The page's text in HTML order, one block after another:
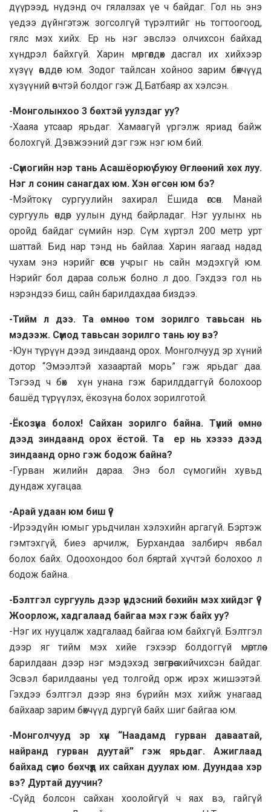
дүүрээд, нүдэнд оч гялалзах үе ч байдаг. Гол нь энэ
үедээ дүйнгэтэж зогсолгүй түрэлтийг нь тогтоогоод,
гялс мэх хийх. Ер нь нэг эвслээ олчихсон байхад
хүндрэл байхгүй. Харин мөргөлдөх дасгал их хийхээр
хүзүү өвддөг юм. Зодог тайлсан хойноо зарим бөхчүүд
хүзүүний өвчтэй болдог гэж Д.Батбаяр ах хэлсэн.
-Монголынхоо 3 бөхтэй уулздаг уу?
-Хааяа утсаар ярьдаг. Хамаагүй үргэлж яриад байж
болохгүй. Дэвжээний дэг гэж нэг юм бий.
-Сүмогийн нэр тань Асашёорюү буюу Өглөөний хөх луу.
Нэг л сонин санагдах юм. Хэн өгсөн юм бэ?
-Мэйтокү сургуулийн захирал Ёшида өгсөн. Манай
сургууль өндөр уулын дунд байрладаг. Нэг уулынх нь
оройд байдаг сүмийн нэр. Сүм хүртэл 200 метр урт
шаттай. Бид нар тэнд нь байлаа. Харин яагаад надад
чухам энэ нэрийг өгсөн учрыг нь сайн мэдэхгүй юм.
Нэрийг бол дараа сольж болно л доо. Гэхдээ гол нь
нэрэндээ биш, сайн барилдахдаа биздээ.
-Тийм л дээ. Та өмнөө том зорилго тавьсан нь
мэдээж. Сүмод тавьсан зорилго тань юу вэ?
-Юун түрүүн дээд зиндаанд орох. Монголчууд эр хүний
дотор “Эмээлтэй хазаартай морь” гэж ярьдаг даа.
Тэгээд ч бөх хүн унана гэж барилддаггүй болохоор
башёд түрүүлэх, ёкозүна болох зорилготой.
-Ёкозүна болох! Сайхан зорилго байна. Түүний өмнө
дээд зиндаанд орох ёстой. Та ер нь хэзээ дээд
зиндаанд орно гэж бодож байна?
-Гурван жилийн дараа. Энэ бол сүмогийн хувьд
дундаж хугацаа.
-Арай удаан юм биш үү?
-Ирээдүйн юмыг урьдчилан хэлэхийн аргагүй. Бэртэж
гэмтэхгүй, биеэ арчилж, Бурхандаа залбирч явбал
болох байх. Одоохондоо бол бяртай хүчтэй болохоо л
бодож байна.
-Бэлтгэл сургууль дээр үндэсний бөхийн мэх хийдэг үү?
Жоорлож, хадгалаад байгаа мэх гэж байх уу?
-Нэг их нууцалж хадгалаад байгаа юм байхгүй. Бэлтгэл
дээр яг тийм мэх хийе гэхээр болдоггүй мөртлөө
барилдаан дээр нэг мэдэхэд зөнгөөрөө хийчихсэн байдаг.
Эсвэл барилдааны үед толгойд орж ирэх жишээтэй.
Гэхдээ бэлтгэл дээр янз бүрийн мэх хийж унагаад
байхаар зарим бөхчүүд дургүй байх шиг байгаа юм.
-Монголчууд эр хүн “Наадамд гурван даваатай,
найранд гурван дуутай” гэж ярьдаг. Ажиглаад
байхад сүмо бөхчүүд их сайхан дуулах юм. Дуундаа хэр
вэ? Дуртай дуучин?
-Сүйд болсон сайхан хоолойгүй ч яах вэ, гайгүй